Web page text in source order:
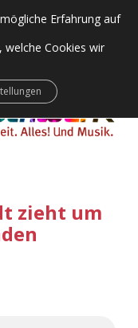
Dropdown-
Menü
zieht um
Erfahrung auf
welche Cookies wir